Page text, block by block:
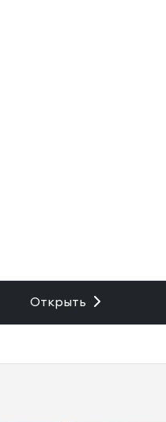
Открыть